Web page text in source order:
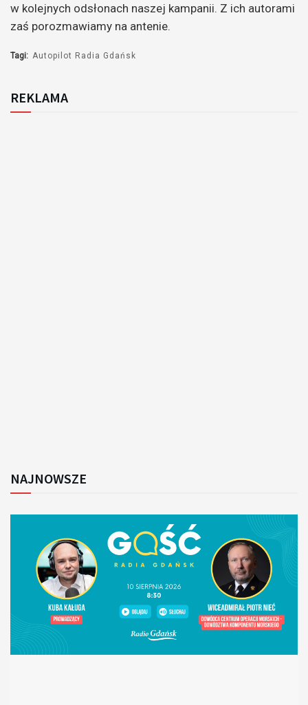
w kolejnych odsłonach naszej kampanii. Z ich autorami
zaś porozmawiamy na antenie.
Tagi: Autopilot Radia Gdańsk
REKLAMA
NAJNOWSZE